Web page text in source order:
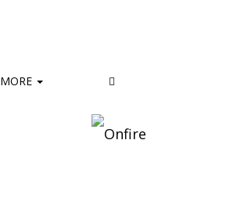
MORE